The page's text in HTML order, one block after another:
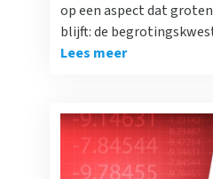
op een aspect dat
blijft: de
Lees meer